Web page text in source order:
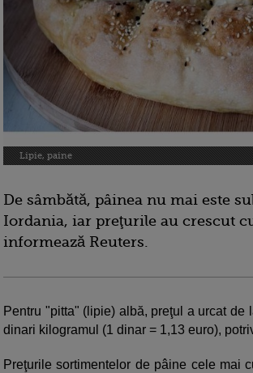
Lipie, paine
De sâmbătă, pâinea nu mai este
Iordania, iar preţurile au crescut
informează Reuters.
Pentru "pitta" (lipie) albă, preţul a urcat de
dinari kilogramul (1 dinar = 1,13 euro),
Preţurile sortimentelor de pâine cele mai